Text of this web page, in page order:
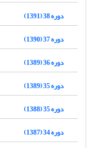
دوره 38 (1391)
دوره 37 (1390)
دوره 36 (1389)
دوره 35 (1389)
دوره 35 (1388)
دوره 34 (1387)